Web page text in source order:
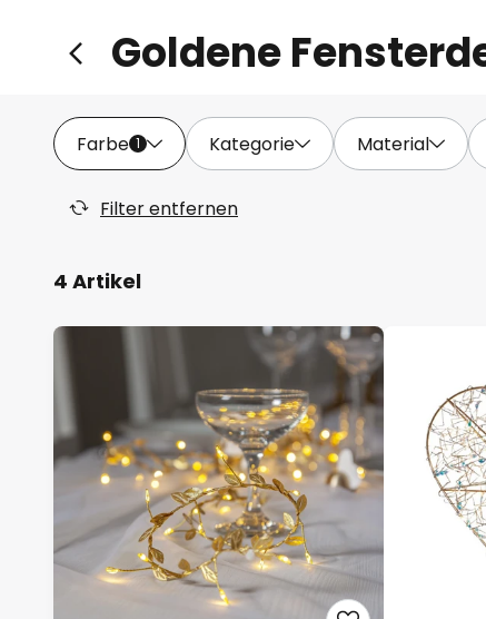
Goldene
Farbe 1 Kategorie Material
Filter entfernen
4 Artikel